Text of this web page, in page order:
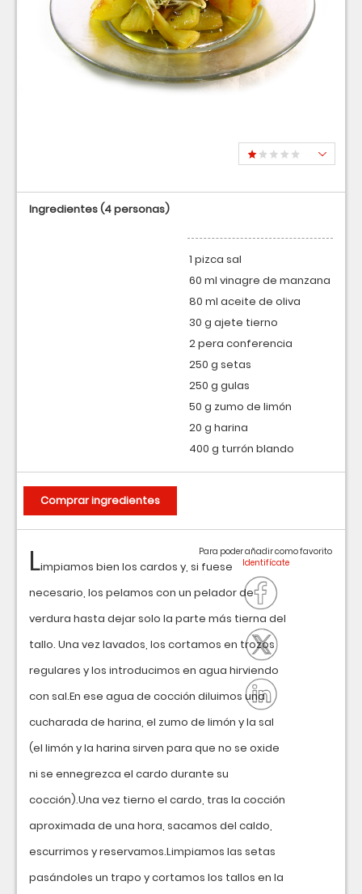
Limpiamos bien los cardos y, si fuese
necesario, los pelamos con un pelador de
verdura hasta dejar solo la parte más tierna del
tallo. Una vez lavados, los cortamos en trozos
regulares y los introducimos en agua hirviendo
con sal.En ese agua de cocción diluimos una
cucharada de harina, el zumo de limón y la sal
(el limón y la harina sirven para que no se oxide
ni se ennegrezca el cardo durante su
cocción).Una vez tierno el cardo, tras la cocción
aproximada de una hora, sacamos del caldo,
escurrimos y reservamos.Limpiamos las setas
pasándoles un trapo y cortamos los tallos en la
Para poder añadir como favorito
Ingredientes(4 personas)
1 pizca sal
60 ml vinagre de manzana
80 ml aceite de oliva
30 g ajete tierno
2 pera conferencia
250 g setas
250 g gulas
50 g zumo de limón
20 g harina
400 g turrón blando
Comprar ingredientes